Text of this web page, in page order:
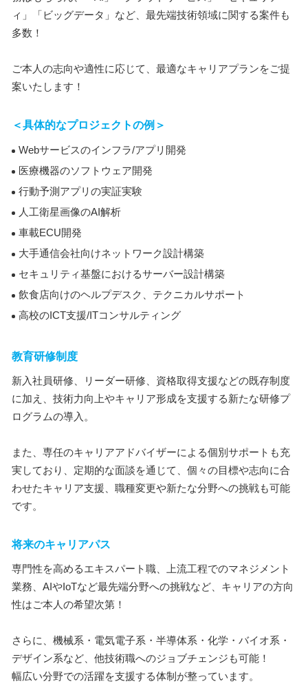
ィ」「ビッグデータ」など、最先端技術領域に関する案件も
多数！
ご本人の志向や適性に応じて、最適なキャリアプランをご提
案いたします！
＜具体的なプロジェクトの例＞
Webサービスのインフラ/アプリ開発
医療機器のソフトウェア開発
行動予測アプリの実証実験
人工衛星画像のAI解析
車載ECU開発
大手通信会社向けネットワーク設計構築
セキュリティ基盤におけるサーバー設計構築
飲食店向けのヘルプデスク、テクニカルサポート
高校のICT支援/ITコンサルティング
教育研修制度
新入社員研修、リーダー研修、資格取得支援などの既存制度
に加え、技術力向上やキャリア形成を支援する新たな研修プ
ログラムの導入。
また、専任のキャリアアドバイザーによる個別サポートも充
実しており、定期的な面談を通じて、個々の目標や志向に合
わせたキャリア支援、職種変更や新たな分野への挑戦も可能
です。
将来のキャリアパス
専門性を高めるエキスパート職、上流工程でのマネジメント
業務、AIやIoTなど最先端分野への挑戦など、キャリアの方向
性はご本人の希望次第！
さらに、機械系・電気電子系・半導体系・化学・バイオ系・
デザイン系など、他技術職へのジョブチェンジも可能！
幅広い分野での活躍を支援する体制が整っています。